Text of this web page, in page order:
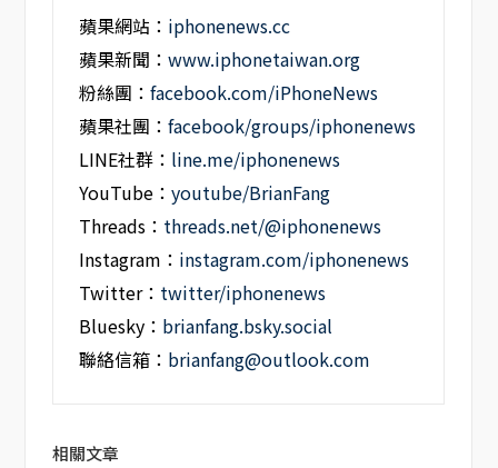
蘋果網站： iphonenews.cc
蘋果新聞：www.iphonetaiwan.org
粉絲團：facebook.com/iPhoneNews
蘋果社團：facebook/groups/iphonenews
LINE社群： line.me/iphonenews
YouTube：youtube/BrianFang
Threads： threads.net/@iphonenews
Instagram： instagram.com/iphonenews
Twitter： twitter/iphonenews
Bluesky： brianfang.bsky.social
聯絡信箱： brianfang@outlook.com
相關文章